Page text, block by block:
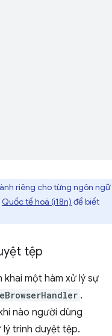
riêng cho từng ngôn ngữ
Quốc tế hoá (i18n) để biết
tệp
khai một hàm xử lý sự
.
nào người dùng
lý trình duyệt tệp.